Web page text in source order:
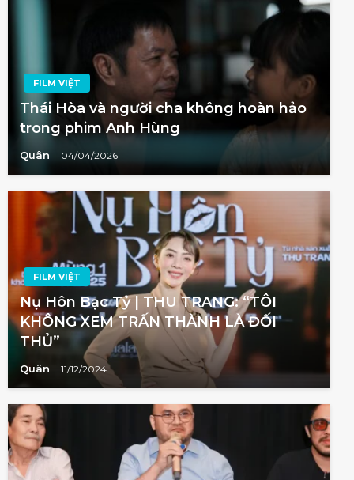
FILM VIỆT
Thái Hòa và người cha không hoàn hảo
trong phim Anh Hùng
Quân 04/04/2026
FILM VIỆT
Nụ Hôn Bạc Tỷ | THU TRANG: “TÔI
KHÔNG XEM TRẤN THÀNH LÀ ĐỐI
THỦ”
Quân 11/12/2024